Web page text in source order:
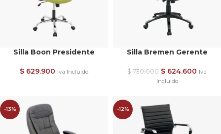
Silla Boon Presidente
$ 629.900 Iva Incluido
Silla Bremen Gerente
$730.000 $ 624.600 Iva
Incluido
-13% -12%